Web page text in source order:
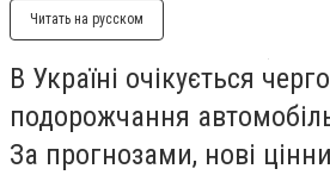
Читать на русском
В Україні очікується
подорожчання
За прогнозами, нові